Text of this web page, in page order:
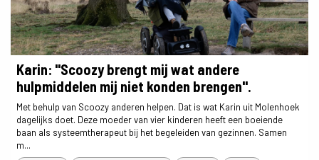
Karin: "Scoozy brengt mij wat andere
hulpmiddelen mij niet konden brengen".
Met behulp van Scoozy anderen helpen. Dat is wat Karin uit Molenhoek
dagelijks doet. Deze moeder van vier kinderen heeft een boeiende
baan als systeemtherapeut bij het begeleiden van gezinnen. Samen
m...